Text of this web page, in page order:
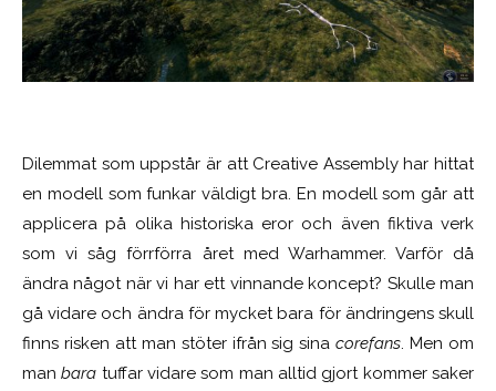
Dilemmat som uppstår är att Creative Assembly har hittat
en modell som funkar väldigt bra. En modell som går att
applicera på olika historiska eror och även fiktiva verk
som vi såg förrförra året med Warhammer. Varför då
ändra något när vi har ett vinnande koncept? Skulle man
gå vidare och ändra för mycket bara för ändringens skull
finns risken att man stöter ifrån sig sinacorefans. Men om
manbara tuffar vidare som man alltid gjort kommer saker